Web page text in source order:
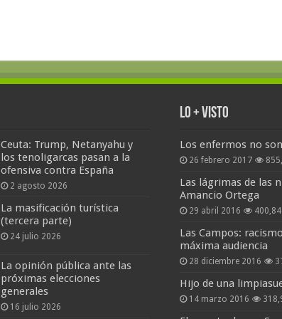
Ceuta: Trump, Netanyahu y
los tenoligarcas pasan a la
ofensiva contra España
2 agosto 2026
La masificación turística
(tercera parte)
24 julio 2026
La opinión pública ante las
próximas elecciones
generales
16 julio 2026
Lo + Visto
Los enfermos no
26 febrero 2017
Las lágrimas de las
Amancio Ortega
29 abril 2016
Las Campos:
máxima audiencia
28 diciembre 2016
Hijo de una
14 marzo 2016